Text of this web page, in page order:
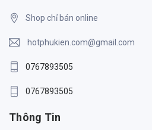
Shop chỉ bán online
hotphukien.com@gmail.com
0767893505
0767893505
Thông Tin